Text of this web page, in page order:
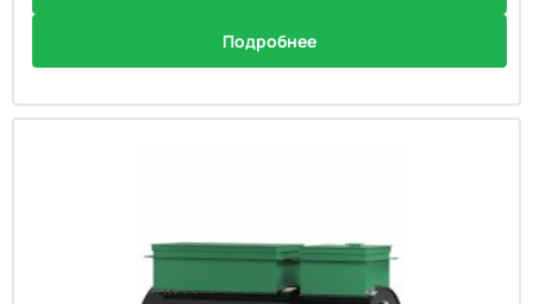
Подробнее